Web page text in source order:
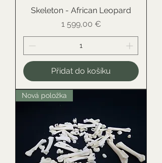
Skeleton - African Leopard
Cena
1 599,00 €
Přidat do košíku
Nová položka